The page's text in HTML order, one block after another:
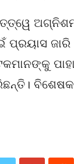
ଅଗ୍ନିଶମ
ପ୍ରୟାସ